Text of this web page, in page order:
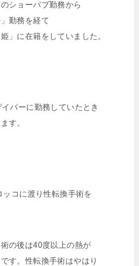
ショーパブ勤務から
勤務を経て
」に在籍をしていました。
バーに勤務していたとき
す。
コに渡り性転換手術を
の後は40度以上の熱が
す。性転換手術はやはり